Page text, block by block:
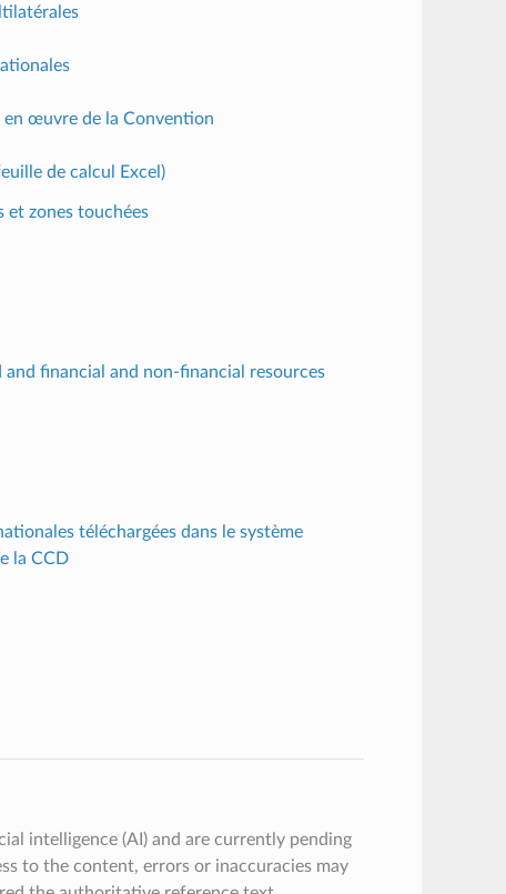
œuvre de la Convention
de calcul Excel)
et zones touchées
financial and non-financial resources
téléchargées dans le système
la CCD
intelligence (AI) and are currently pending
to the content, errors or inaccuracies may